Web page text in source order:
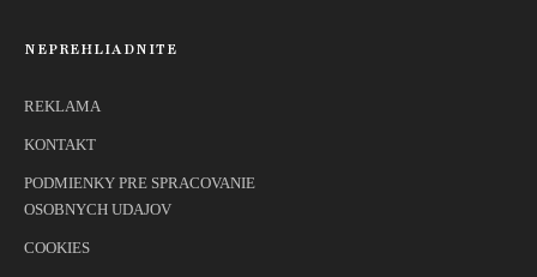
NEPREHLIADNITE
REKLAMA
KONTAKT
PODMIENKY PRE SPRACOVANIE
OSOBNYCH UDAJOV
COOKIES